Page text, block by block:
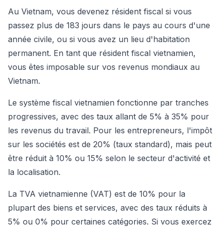
Au Vietnam, vous devenez résident fiscal si vous
passez plus de 183 jours dans le pays au cours d'une
année civile, ou si vous avez un lieu d'habitation
permanent. En tant que résident fiscal vietnamien,
vous êtes imposable sur vos revenus mondiaux au
Vietnam.
Le système fiscal vietnamien fonctionne par tranches
progressives, avec des taux allant de 5% à 35% pour
les revenus du travail. Pour les entrepreneurs, l'impôt
sur les sociétés est de 20% (taux standard), mais peut
être réduit à 10% ou 15% selon le secteur d'activité et
la localisation.
La TVA vietnamienne (VAT) est de 10% pour la
plupart des biens et services, avec des taux réduits à
5% ou 0% pour certaines catégories. Si vous exercez